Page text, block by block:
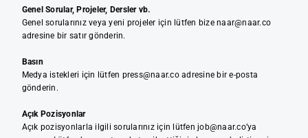
Genel Sorular, Projeler, Dersler vb.
Genel sorularınız veya yeni projeler için lütfen bize naar@naar.co
adresine bir satır gönderin.
Basın
Medya istekleri için lütfen press@naar.co adresine bir e-posta
gönderin.
Açık Pozisyonlar
Açık pozisyonlarla ilgili sorularınız için lütfen job@naar.co’ya